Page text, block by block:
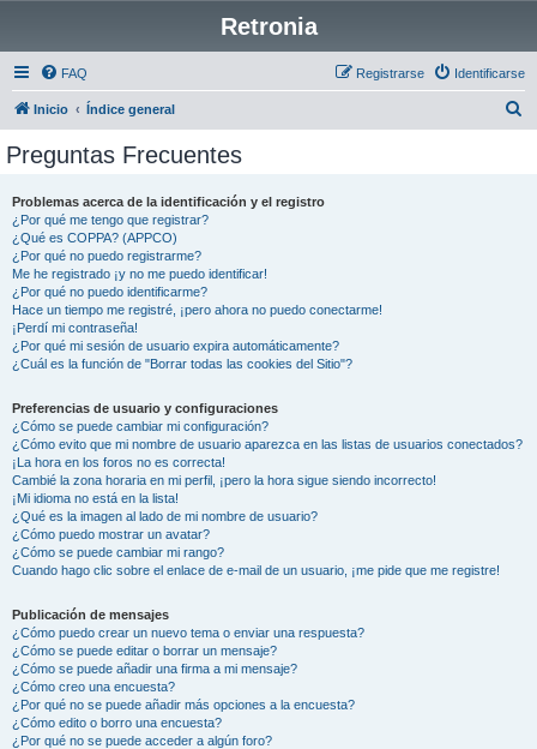
Retronia
FAQ Identificarse
Registrarse
Inicio Índice general
Preguntas Frecuentes
Problemas acerca de la identificación y el registro
¿Por qué me tengo que registrar?
¿Qué es COPPA? (APPCO)
¿Por qué no puedo registrarme?
Me he registrado ¡y no me puedo identificar!
¿Por qué no puedo identificarme?
Hace un tiempo me registré, ¡pero ahora no puedo conectarme!
¡Perdí mi contraseña!
¿Por qué mi sesión de usuario expira automáticamente?
¿Cuál es la función de "Borrar todas las cookies del Sitio"?
Preferencias de usuario y configuraciones
¿Cómo se puede cambiar mi configuración?
¿Cómo evito que mi nombre de usuario aparezca en las listas de usuarios conectados?
¡La hora en los foros no es correcta!
Cambié la zona horaria en mi perfil, ¡pero la hora sigue siendo incorrecto!
¡Mi idioma no está en la lista!
¿Qué es la imagen al lado de mi nombre de usuario?
¿Cómo puedo mostrar un avatar?
¿Cómo se puede cambiar mi rango?
Cuando hago clic sobre el enlace de e-mail de un usuario, ¡me pide que me registre!
Publicación de mensajes
¿Cómo puedo crear un nuevo tema o enviar una respuesta?
¿Cómo se puede editar o borrar un mensaje?
¿Cómo se puede añadir una firma a mi mensaje?
¿Cómo creo una encuesta?
¿Por qué no se puede añadir más opciones a la encuesta?
¿Cómo edito o borro una encuesta?
¿Por qué no se puede acceder a algún foro?